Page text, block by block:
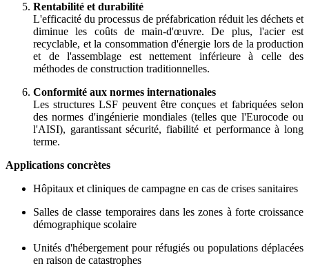
Rentabilité et durabilité
L'efficacité du processus de préfabrication réduit les déchets et
diminue les coûts de main-d'œuvre. De plus, l'acier est
recyclable, et la consommation d'énergie lors de la production
et de l'assemblage est nettement inférieure à celle des
méthodes de construction traditionnelles.
Conformité aux normes internationales
Les structures LSF peuvent être conçues et fabriquées selon
des normes d'ingénierie mondiales (telles que l'Eurocode ou
l'AISI), garantissant sécurité, fiabilité et performance à long
terme.
Applications concrètes
Hôpitaux et cliniques de campagne en cas de crises sanitaires
Salles de classe temporaires dans les zones à forte croissance
démographique scolaire
Unités d'hébergement pour réfugiés ou populations déplacées
en raison de catastrophes